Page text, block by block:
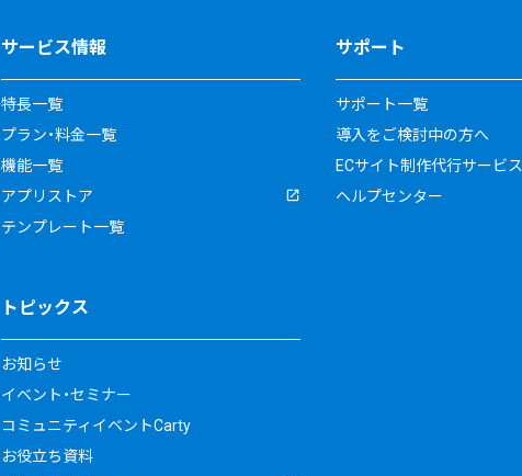
サービス情報
特長一覧
プラン・料金一覧
機能一覧
アプリストア
テンプレート一覧
サポート
サポート一覧
導入をご検討中の方へ
ECサイト制作代行サービス
ヘルプセンター
トピックス
お知らせ
イベント・セミナー
コミュニティイベントCarty
お役立ち資料